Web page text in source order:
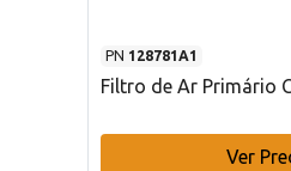
PN 128781A1
Filtro de Ar Primário
Ver